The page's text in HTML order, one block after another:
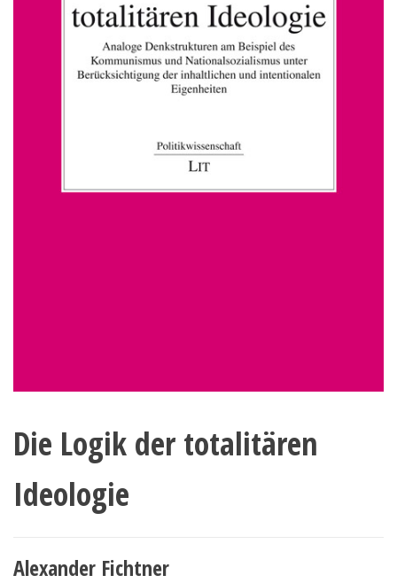
Die Logik der totalitären
Ideologie
Alexander Fichtner